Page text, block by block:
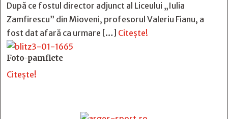
După ce fostul director adjunct al Liceului „Iulia
Zamfirescu” din Mioveni, profesorul Valeriu Fianu, a
fost dat afară ca urmare […] Citește!
Foto-pamflete
Citește!